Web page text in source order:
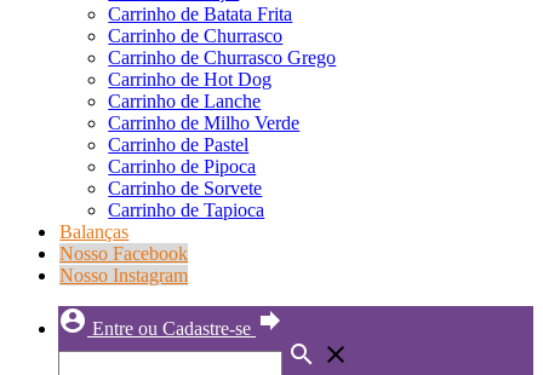
Carrinho de Batata Frita
Carrinho de Churrasco
Carrinho de Churrasco Grego
Carrinho de Hot Dog
Carrinho de Lanche
Carrinho de Milho Verde
Carrinho de Pastel
Carrinho de Pipoca
Carrinho de Sorvete
Carrinho de Tapioca
Balanças
Nosso Facebook
Nosso Instagram
account_circle Entre ou Cadastre-se forward
search close